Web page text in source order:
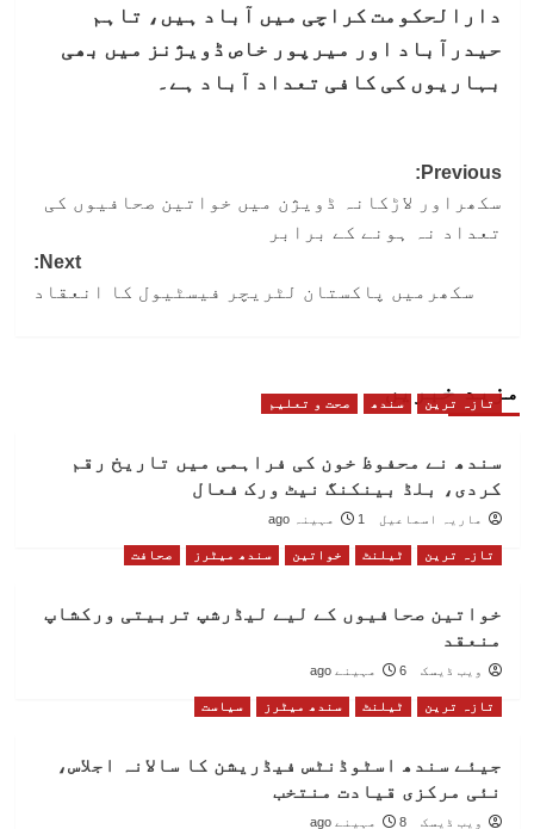
دارالحکومت کراچی میں آباد ہیں، تاہم
حیدرآباد اور میرپور خاص ڈویژنز میں بھی
بہاریوں کی کافی تعداد آباد ہے۔
Post
navigation
Previous:
سکھراور لاڑکانہ ڈویژن میں خواتین صحافیوں کی
تعداد نہ ہونے کے برابر
Next:
سکھرمیں پاکستان لٹریچر فیسٹیول کا انعقاد
مزید خبریں
تازہ ترین سندھ صحت و تعلیم
سندھ نے محفوظ خون کی فراہمی میں تاریخ رقم
کردی، بلڈ بینکنگ نیٹ ورک فعال
ماریہ اسماعیل 1 مہینہ ago
تازہ ترین ٹیلنٹ خواتین سندھ میٹرز صحافت
خواتین صحافیوں کے لیے لیڈرشپ تربیتی ورکشاپ
منعقد
ویب ڈیسک 6 مہینے ago
تازہ ترین ٹیلنٹ سندھ میٹرز سیاست
جیئے سندھ اسٹوڈنٹس فیڈریشن کا سالانہ اجلاس،
نئی مرکزی قیادت منتخب
ویب ڈیسک 8 مہینے ago